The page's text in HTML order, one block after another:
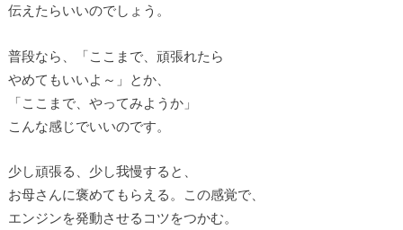
伝えたらいいのでしょう。
普段なら、「ここまで、頑張れたら
やめてもいいよ～」とか、
「ここまで、やってみようか」
こんな感じでいいのです。
少し頑張る、少し我慢すると、
お母さんに褒めてもらえる。この感覚で、
エンジンを発動させるコツをつかむ。